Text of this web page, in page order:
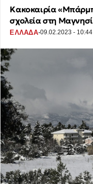
Κακοκαιρία
σχολεία στη
ΕΛΛΑΔΑ·09.02.2023 - 10:44